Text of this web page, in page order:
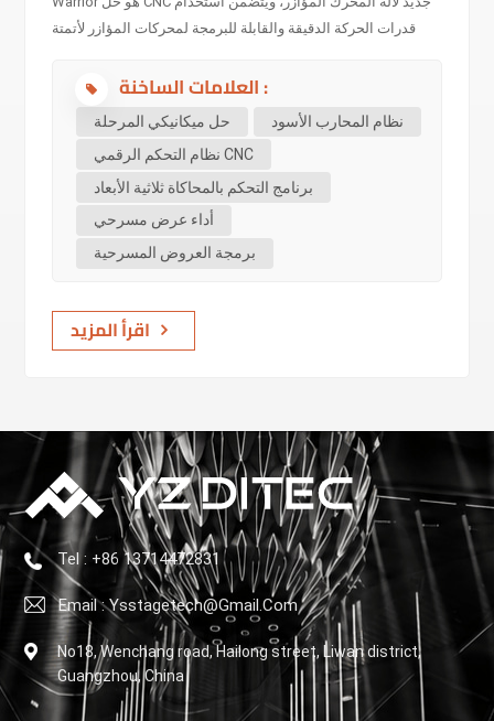
قدرات الحركة الدقيقة والقابلة للبرمجة لمحركات المؤازر لأتمتة
نظام تحكم رقمي CNC، يدمج نظام Black-Warrior وظائف مثل
التحكم والإنذار المبكر والسلامة. ويضمن تشغيلًا سلسًا بدقة متناهية،
حتى أثناء الحركات الهندسية المعقدة. يتألف نظام بلاك واريور عادةً
من عدة مكونات متكاملة لضمان سلاسة التشغيل والتحكم في
عناصر المسرح أثناء العروض المسرحية أو الفعاليات. تشمل هذه
المكونات نظام التحكم وجهاز التشغيل. يتضمن نظام التحكم برنامج
DC، بينما تتضمن وحدة ا...
العلامات الساخنة :
حل ميكانيكي المرحلة
نظام المحارب الأسود
نظام التحكم الرقمي CNC
برنامج التحكم بالمحاكاة ثلاثية الأبعاد
أداء عرض مسرحي
برمجة العروض المسرحية
اقرأ المزيد
Tel : +86 13714472831
Email : Ysstagetech@gmail.com
No18, Wenchang road, Hailong street, Liwan district,
Guangzhou, China